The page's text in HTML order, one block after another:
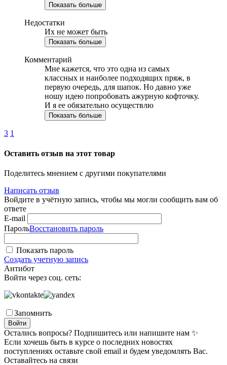
Показать больше
Недостатки
Их не может быть
Показать больше
Комментарий
Мне кажется, что это одна из самых
классных и наиболее подходящих пряж, в
первую очередь, для шапок. Но давно уже
ношу идею попробовать ажурную кофточку.
И я ее обязательно осуществлю
Показать больше
3 1
Оставить отзыв на этот товар
Поделитесь мнением с другими покупателями
Написать отзыв
Войдите в учётную запись, чтобы мы могли сообщить вам об
ответе
E-mail
ПарольВосстановить пароль
Показать пароль
Создать учетную запись
Антибот
Войти через соц. сеть:
Запомнить
Войти
Остались вопросы? Подпишитесь или напишите нам ✨
Если хочешь быть в курсе о последних новостях
поступлениях оставьте свой email и будем уведомлять Вас.
Оставайтесь на связи